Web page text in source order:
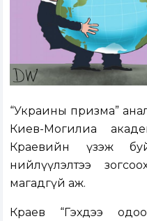
“Украины призма”
Киев-Могилиа
Краевийн үзэж
нийлүүлэлтээ
магадгүй аж.
Краев “Гэхдээ